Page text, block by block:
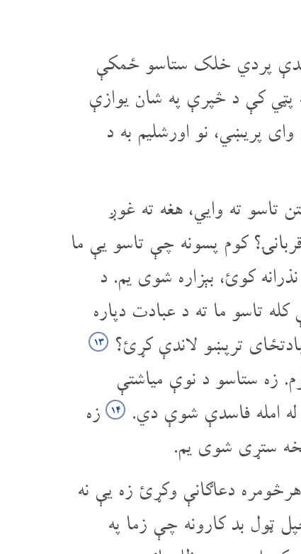
پردي خلک ستاسو ځمکې
پټي کې د څپرې په شان یوازې
پریښي، نو اورشلیم به د
ته وایي، هغه ته غوږ
کوم پسونه چې تاسو یې ما
کوئ، بېزاره شوی یم. د
تاسو ما ته د عبادت دپاره
تر‌پښو لاندې کړئ؟
۱۳
زه ستاسو د نوې میاشتې
امله فاسدې شوې دي.
۱۴
زه
ستړی شوی یم.
دعاګانې وکړئ زه یې نه
ټول بد کارونه چې زما په